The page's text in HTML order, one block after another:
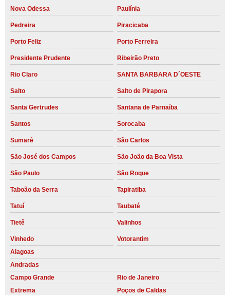
Nova Odessa Paulínia
Pedreira Piracicaba
Porto Feliz Porto Ferreira
Presidente Prudente Ribeirão Preto
Rio Claro SANTA BARBARA D´OESTE
Salto Salto de Pirapora
Santa Gertrudes Santana de Parnaíba
Santos Sorocaba
Sumaré São Carlos
São José dos Campos São João da Boa Vista
São Paulo São Roque
Taboão da Serra Tapiratiba
Tatuí Taubaté
Tietê Valinhos
Vinhedo
Votorantim
Alagoas
Andradas
Campo Grande
Rio de Janeiro
Extrema
Poços de Caldas